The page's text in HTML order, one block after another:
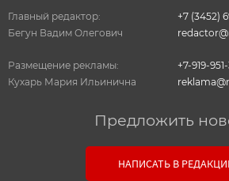
Главный редактор:
Бегун Вадим Олегович
+7 (3452)
Размещение рекламы:
Кухарь Мария Ильинична
+7-919-
Предложить
НАПИСАТЬ В
Связь с
Оставьте свои настоящие